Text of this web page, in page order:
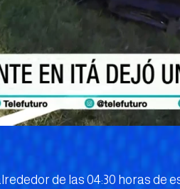
de las 04:30 horas de